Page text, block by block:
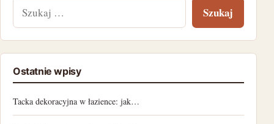
Ostatnie wpisy
Tacka dekoracyjna w łazience: jak…